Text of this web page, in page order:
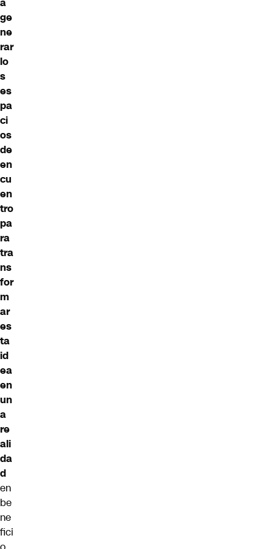
ge
ne
rar
lo
s
es
pa
ci
os
de
en
cu
en
tro
pa
ra
tra
ns
for
m
ar
es
ta
id
ea
en
un
a
re
ali
da
d
en
be
ne
fici